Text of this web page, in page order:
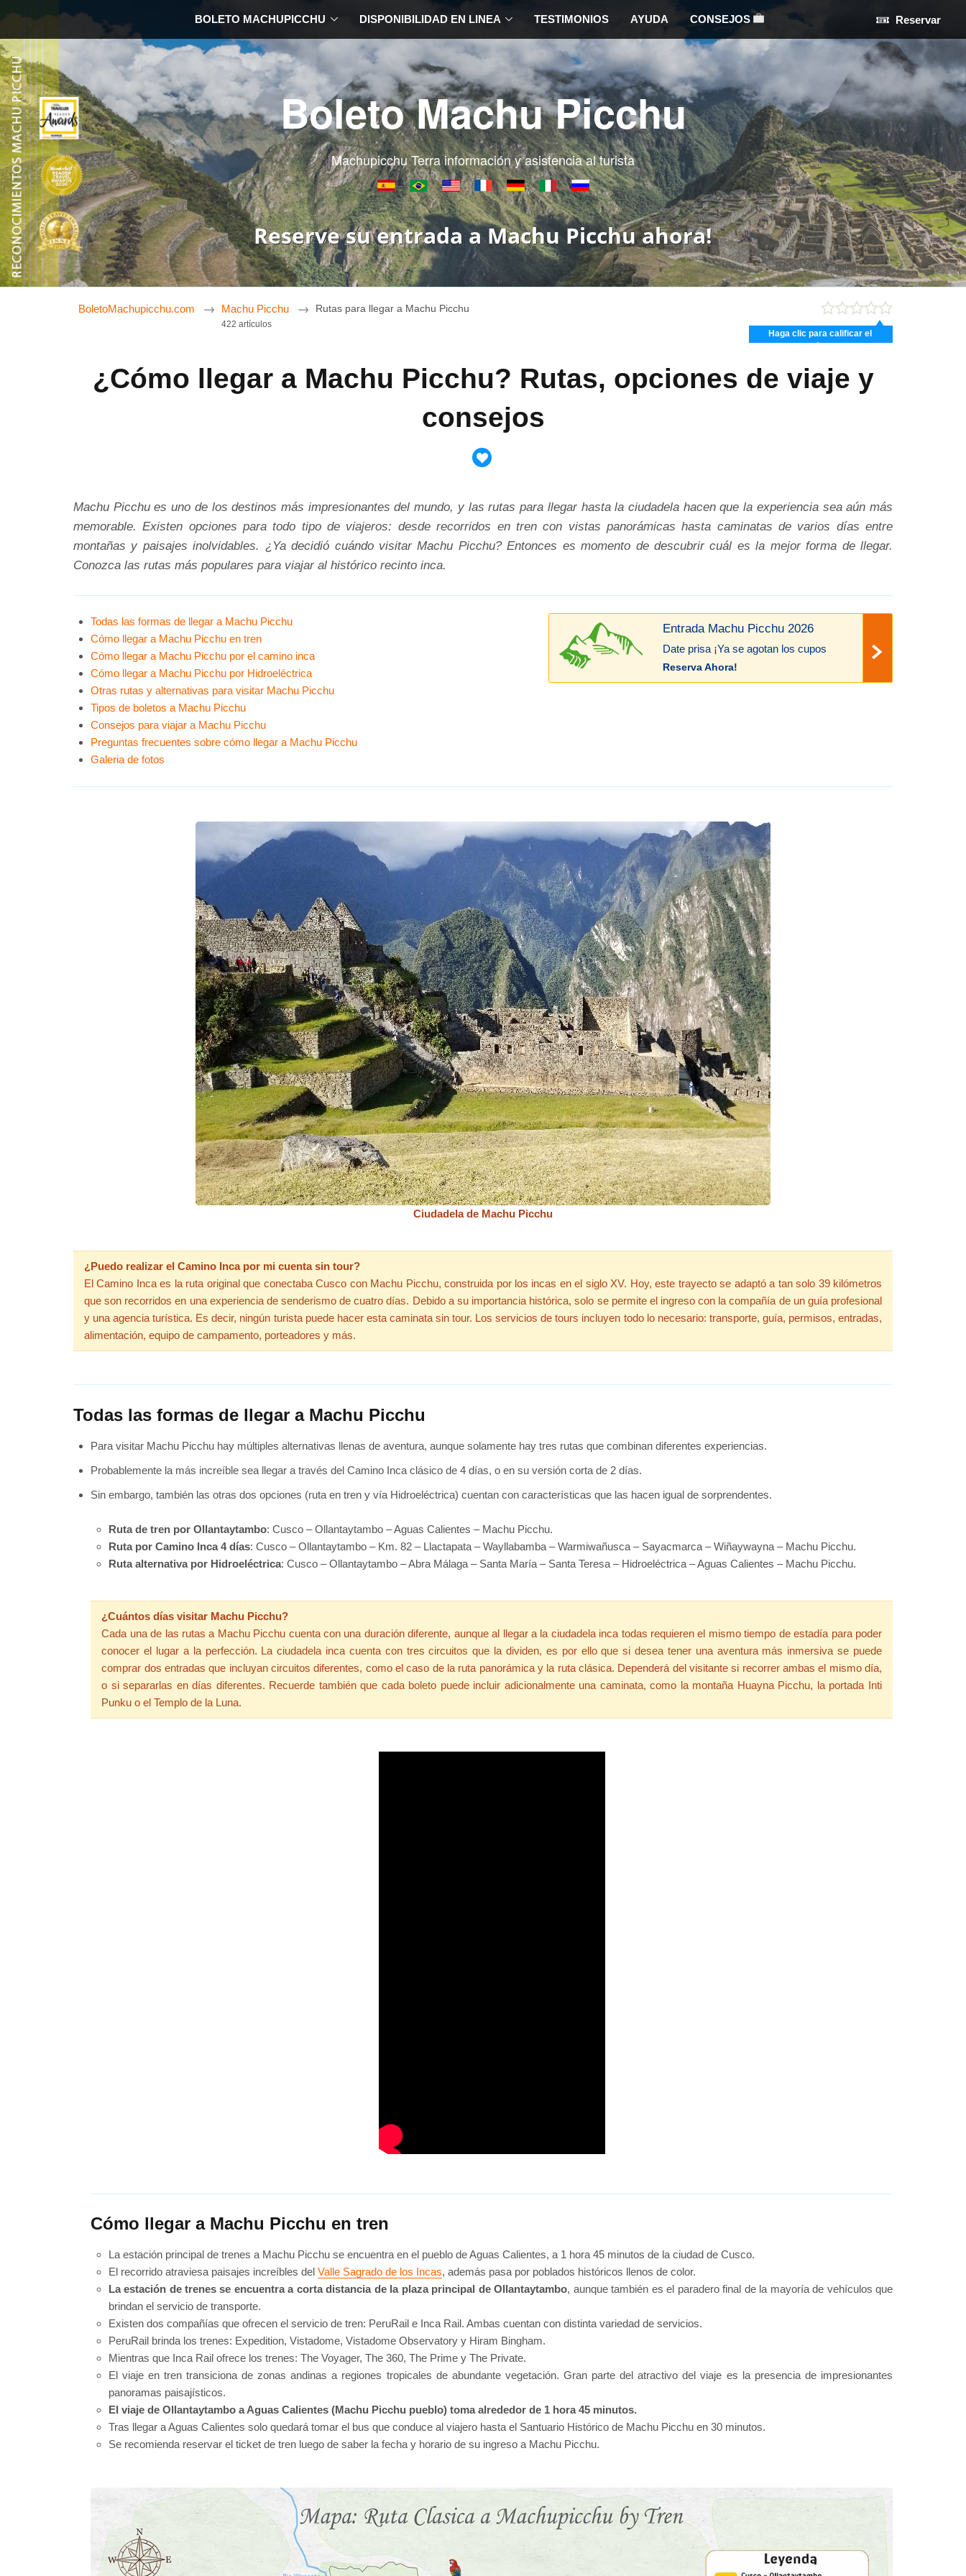
BOLETO MACHUPICCHU DISPONIBILIDAD EN LINEA TESTIMONIOS AYUDA CONSEJOS Reservar
Boleto Machu Picchu
Machupicchu Terra información y asistencia al turista
Reserve su entrada a Machu Picchu ahora!
BoletoMachupicchu.com Machu Picchu
422 artículos
Rutas para llegar a Machu Picchu
Haga clic para calificar el
¿Cómo llegar a Machu Picchu? Rutas, opciones de viaje y
consejos
Machu Picchu es uno de los destinos más impresionantes del mundo, y las rutas para llegar hasta la ciudadela hacen que la experiencia sea aún más
memorable. Existen opciones para todo tipo de viajeros: desde recorridos en tren con vistas panorámicas hasta caminatas de varios días entre
montañas y paisajes inolvidables. ¿Ya decidió cuándo visitar Machu Picchu? Entonces es momento de descubrir cuál es la mejor forma de llegar.
Conozca las rutas más populares para viajar al histórico recinto inca.
Entrada Machu Picchu 2026
Date prisa ¡Ya se agotan los cupos
Reserva Ahora!
Todas las formas de llegar a Machu Picchu
Cómo llegar a Machu Picchu en tren
Cómo llegar a Machu Picchu por el camino inca
Cómo llegar a Machu Picchu por Hidroeléctrica
Otras rutas y alternativas para visitar Machu Picchu
Tipos de boletos a Machu Picchu
Consejos para viajar a Machu Picchu
Preguntas frecuentes sobre cómo llegar a Machu Picchu
Galeria de fotos
Ciudadela de Machu Picchu
¿Puedo realizar el Camino Inca por mi cuenta sin tour?
El Camino Inca es la ruta original que conectaba Cusco con Machu Picchu, construida por los incas en el siglo XV. Hoy, este trayecto se adaptó a tan solo 39 kilómetros
que son recorridos en una experiencia de senderismo de cuatro días. Debido a su importancia histórica, solo se permite el ingreso con la compañía de un guía profesional
y una agencia turística. Es decir, ningún turista puede hacer esta caminata sin tour. Los servicios de tours incluyen todo lo necesario: transporte, guía, permisos, entradas,
alimentación, equipo de campamento, porteadores y más.
Todas las formas de llegar a Machu Picchu
Para visitar Machu Picchu hay múltiples alternativas llenas de aventura, aunque solamente hay tres rutas que combinan diferentes experiencias.
Probablemente la más increíble sea llegar a través del Camino Inca clásico de 4 días, o en su versión corta de 2 días.
Sin embargo, también las otras dos opciones (ruta en tren y vía Hidroeléctrica) cuentan con características que las hacen igual de sorprendentes.
Ruta de tren por Ollantaytambo: Cusco – Ollantaytambo – Aguas Calientes – Machu Picchu.
Ruta por Camino Inca 4 días: Cusco – Ollantaytambo – Km. 82 – Llactapata – Wayllabamba – Warmiwañusca – Sayacmarca – Wiñaywayna – Machu Picchu.
Ruta alternativa por Hidroeléctrica: Cusco – Ollantaytambo – Abra Málaga – Santa María – Santa Teresa – Hidroeléctrica – Aguas Calientes – Machu Picchu.
¿Cuántos días visitar Machu Picchu?
Cada una de las rutas a Machu Picchu cuenta con una duración diferente, aunque al llegar a la ciudadela inca todas requieren el mismo tiempo de estadía para poder
conocer el lugar a la perfección. La ciudadela inca cuenta con tres circuitos que la dividen, es por ello que si desea tener una aventura más inmersiva se puede
comprar dos entradas que incluyan circuitos diferentes, como el caso de la ruta panorámica y la ruta clásica. Dependerá del visitante si recorrer ambas el mismo día,
o si separarlas en días diferentes. Recuerde también que cada boleto puede incluir adicionalmente una caminata, como la montaña Huayna Picchu, la portada Inti
Punku o el Templo de la Luna.
Cómo llegar a Machu Picchu en tren
La estación principal de trenes a Machu Picchu se encuentra en el pueblo de Aguas Calientes, a 1 hora 45 minutos de la ciudad de Cusco.
El recorrido atraviesa paisajes increíbles del Valle Sagrado de los Incas, además pasa por poblados históricos llenos de color.
La estación de trenes se encuentra a corta distancia de la plaza principal de Ollantaytambo, aunque también es el paradero final de la mayoría de vehículos que
brindan el servicio de transporte.
Existen dos compañías que ofrecen el servicio de tren: PeruRail e Inca Rail. Ambas cuentan con distinta variedad de servicios.
PeruRail brinda los trenes: Expedition, Vistadome, Vistadome Observatory y Hiram Bingham.
Mientras que Inca Rail ofrece los trenes: The Voyager, The 360, The Prime y The Private.
El viaje en tren transiciona de zonas andinas a regiones tropicales de abundante vegetación. Gran parte del atractivo del viaje es la presencia de impresionantes
panoramas paisajísticos.
El viaje de Ollantaytambo a Aguas Calientes (Machu Picchu pueblo) toma alrededor de 1 hora 45 minutos.
Tras llegar a Aguas Calientes solo quedará tomar el bus que conduce al viajero hasta el Santuario Histórico de Machu Picchu en 30 minutos.
Se recomienda reservar el ticket de tren luego de saber la fecha y horario de su ingreso a Machu Picchu.